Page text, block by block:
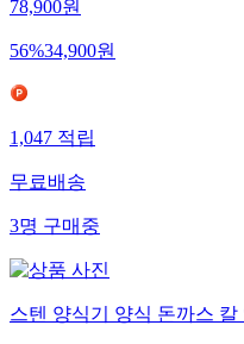
78,900원
56%34,900원
1,047적립
무료배송
3명구매중
스텐 양식기 양식 돈까스 칼